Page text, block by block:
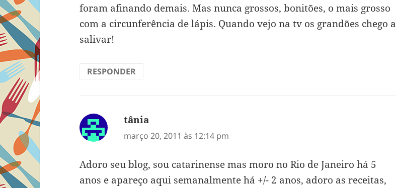
foram afinando demais. Mas nunca grossos, bonitões, o mais grosso
com a circunferência de lápis. Quando vejo na tv os grandões chego a
salivar!
RESPONDER
tânia
março 20, 2011 às 12:14 pm
Adoro seu blog, sou catarinense mas moro no Rio de Janeiro há 5
anos e apareço aqui semanalmente há +/- 2 anos, adoro as receitas,